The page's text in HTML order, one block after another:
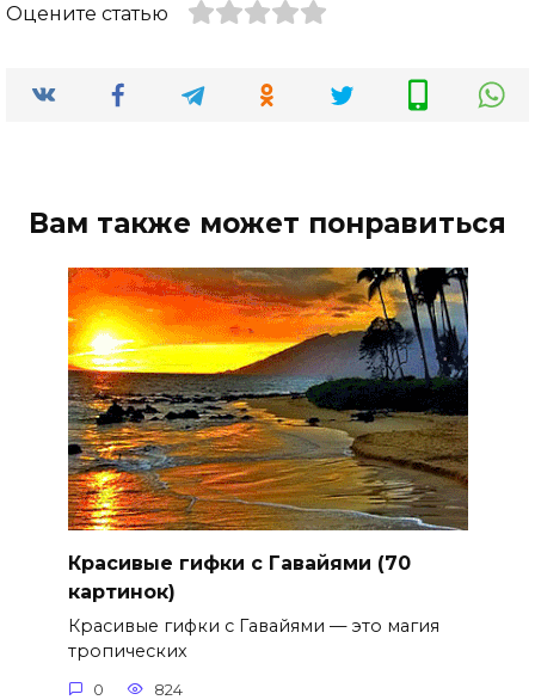
Оцените статью
Вам также может понравиться
Красивые гифки с Гавайями (70
картинок)
Красивые гифки с Гавайями — это магия
тропических
0 824